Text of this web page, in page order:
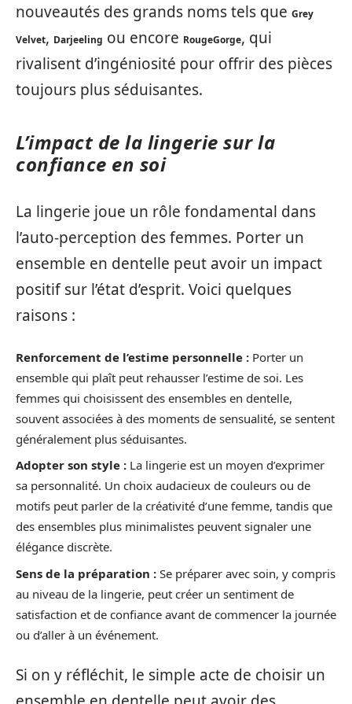
nouveautés des grands noms tels que Grey
Velvet, Darjeeling ou encore RougeGorge, qui
rivalisent d’ingéniosité pour offrir des pièces
toujours plus séduisantes.
L’impact de la lingerie sur la
confiance en soi
La lingerie joue un rôle fondamental dans
l’auto-perception des femmes. Porter un
ensemble en dentelle peut avoir un impact
positif sur l’état d’esprit. Voici quelques
raisons :
Renforcement de l’estime personnelle : Porter un
ensemble qui plaît peut rehausser l’estime de soi. Les
femmes qui choisissent des ensembles en dentelle,
souvent associées à des moments de sensualité, se sentent
généralement plus séduisantes.
Adopter son style : La lingerie est un moyen d’exprimer
sa personnalité. Un choix audacieux de couleurs ou de
motifs peut parler de la créativité d’une femme, tandis que
des ensembles plus minimalistes peuvent signaler une
élégance discrète.
Sens de la préparation : Se préparer avec soin, y compris
au niveau de la lingerie, peut créer un sentiment de
satisfaction et de confiance avant de commencer la journée
ou d’aller à un événement.
Si on y réfléchit, le simple acte de choisir un